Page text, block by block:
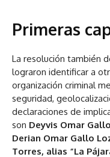
Primeras
La resolución también
lograron identificar a
organización criminal
seguridad,
declaraciones de
son Deyvis Omar
Derian Omar Gallo
Torres, alias “La